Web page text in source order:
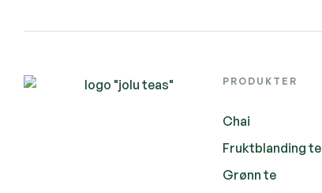
PRODUKTER
Chai
Fruktblanding te
Grønn te